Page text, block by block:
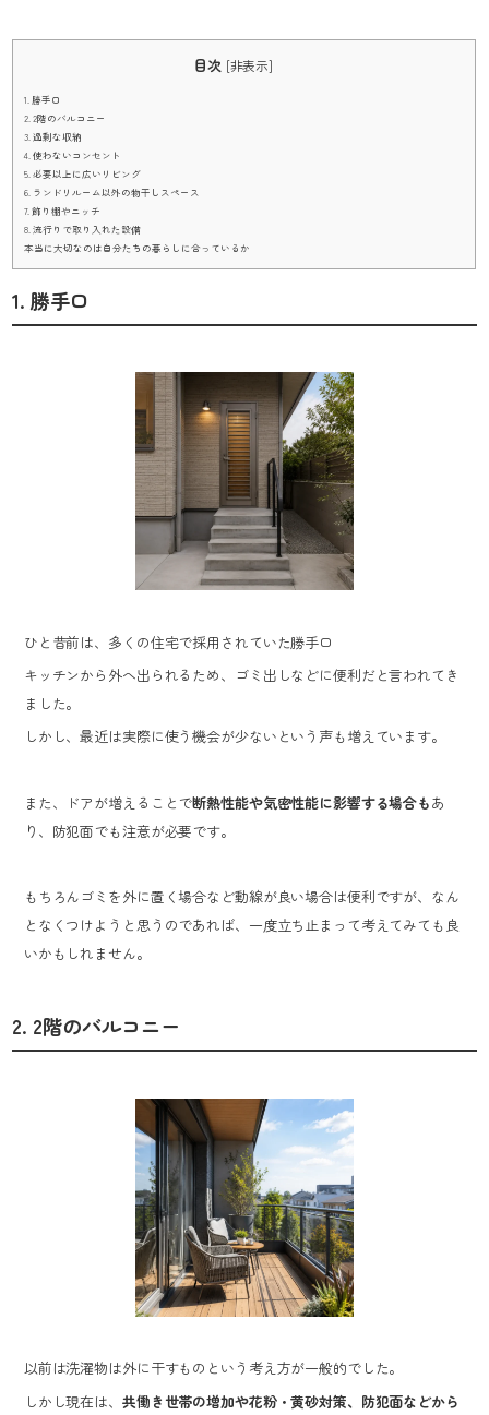
目次 [非表示]
1. 勝手口
2. 2階のバルコニー
3. 過剰な収納
4. 使わないコンセント
5. 必要以上に広いリビング
6. ランドリルーム以外の物干しスペース
7. 飾り棚やニッチ
8. 流行りで取り入れた設備
本当に大切なのは自分たちの暮らしに合っているか
1. 勝手口
ひと昔前は、多くの住宅で採用されていた勝手口
キッチンから外へ出られるため、ゴミ出しなどに便利だと言われてき
ました。
しかし、最近は実際に使う機会が少ないという声も増えています。
また、ドアが増えることで断熱性能や気密性能に影響する場合もあ
り、防犯面でも注意が必要です。
もちろんゴミを外に置く場合など動線が良い場合は便利ですが、なん
となくつけようと思うのであれば、一度立ち止まって考えてみても良
いかもしれません。
2. 2階のバルコニー
以前は洗濯物は外に干すものという考え方が一般的でした。
しかし現在は、 共働き世帯の増加や花粉・黄砂対策、防犯面などから